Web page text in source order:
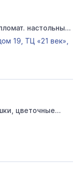
настольные
19, ТЦ «21 век»,
цветочные
цветы